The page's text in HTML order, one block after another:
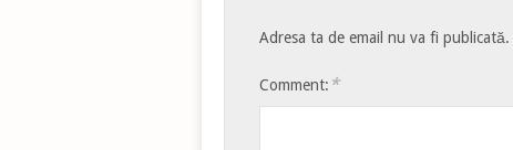
Adresa ta de email nu va fi publicată.
Comment: *